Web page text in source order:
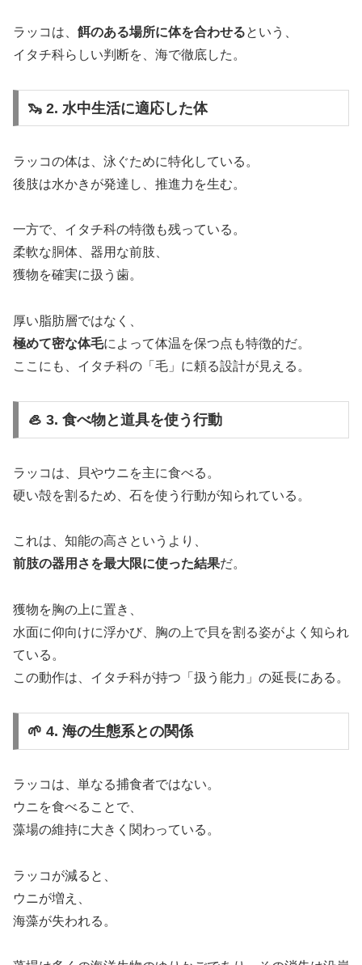
ラッコは、 餌のある場所に体を合わせるという、
イタチ科らしい判断を、海で徹底した。
🦦 2. 水中生活に適応した体
ラッコの体は、泳ぐために特化している。
後肢は水かきが発達し、推進力を生む。
一方で、イタチ科の特徴も残っている。
柔軟な胴体、器用な前肢、
獲物を確実に扱う歯。
厚い脂肪層ではなく、
極めて密な体毛によって体温を保つ点も特徴的だ。
ここにも、イタチ科の「毛」に頼る設計が見える。
🦪 3. 食べ物と道具を使う行動
ラッコは、貝やウニを主に食べる。
硬い殻を割るため、石を使う行動が知られている。
これは、知能の高さというより、
前肢の器用さを最大限に使った結果だ。
獲物を胸の上に置き、
水面に仰向けに浮かび、胸の上で貝を割る姿がよく知られ
ている。
この動作は、イタチ科が持つ「扱う能力」の延長にある。
🌱 4. 海の生態系との関係
ラッコは、単なる捕食者ではない。
ウニを食べることで、
藻場の維持に大きく関わっている。
ラッコが減ると、
ウニが増え、
海藻が失われる。